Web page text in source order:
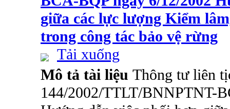
giữa các lực lượng Kiểm
trong công tác bảo vệ rừng
Tải xuống
Mô tả tài liệu Thông tư liên
144/2002/TTLT/BNNPTNT-